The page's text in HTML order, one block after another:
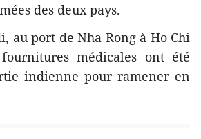
des deux pays.
au port de Nha Rong à Ho Chi
médicales ont été
indienne pour ramener en